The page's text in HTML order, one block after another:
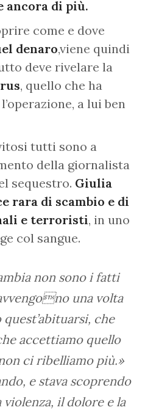
ancora di più.
come e dove
denaro,viene quindi
deve rivelare la
, quello che ha
a lui ben
tutti sono a
della giornalista
sequestro. Giulia
rara di scambio e di
e terroristi, in uno
col sangue.
non sono i fatti
una volta
che
accettiamo quello
ci ribelliamo più.»
e stava scoprendo
il dolore e la